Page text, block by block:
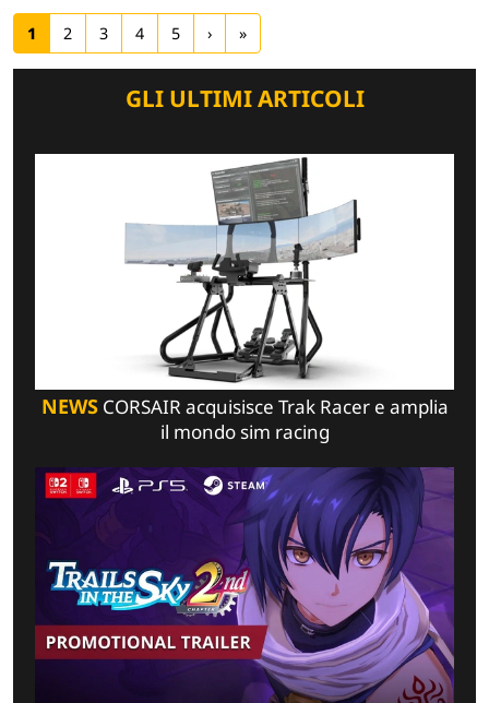
1 2 3 4 5 › »
GLI ULTIMI ARTICOLI
NEWSCORSAIR acquisisce Trak Racer e amplia
il mondo sim racing